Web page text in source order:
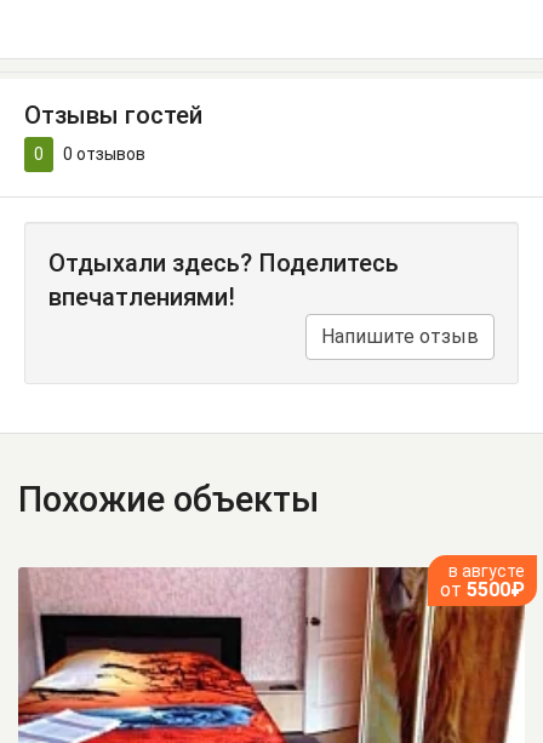
Отзывы гостей
0 0 отзывов
Отдыхали здесь? Поделитесь
впечатлениями!
Напишите отзыв
Похожие объекты
в августе
от 5500₽